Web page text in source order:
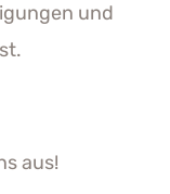
und
aus!